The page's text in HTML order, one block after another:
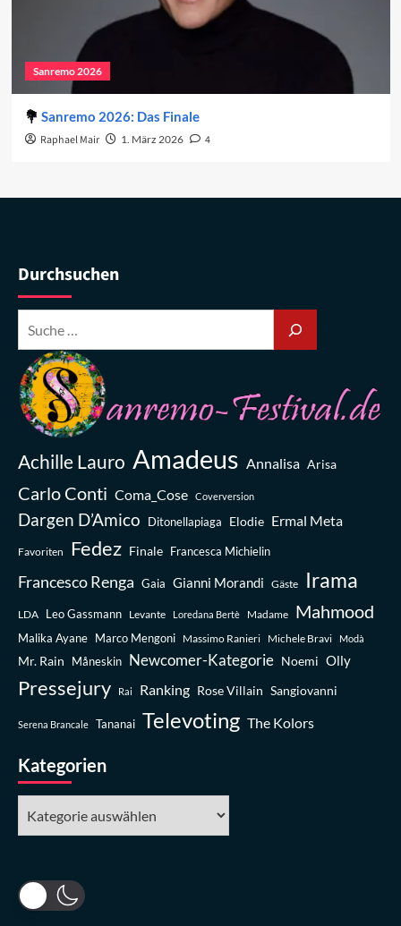
Sanremo 2026
Sanremo 2026: Das Finale
Raphael Mair 1. März 2026 4
Durchsuchen
Achille Lauro Amadeus Annalisa Arisa
Carlo Conti Coma_Cose Coverversion
Dargen D’Amico Ditonellapiaga Elodie Ermal Meta
Favoriten Fedez Finale Francesca Michielin
Francesco Renga Gaia Gianni Morandi Gäste Irama
LDA Leo Gassmann Levante Loredana Bertè Madame Mahmood
Malika Ayane Marco Mengoni Massimo Ranieri Michele Bravi Modà
Mr. Rain Måneskin Newcomer-Kategorie Noemi Olly
Pressejury Rai Ranking Rose Villain Sangiovanni
Serena Brancale Tananai Televoting The Kolors
Kategorien